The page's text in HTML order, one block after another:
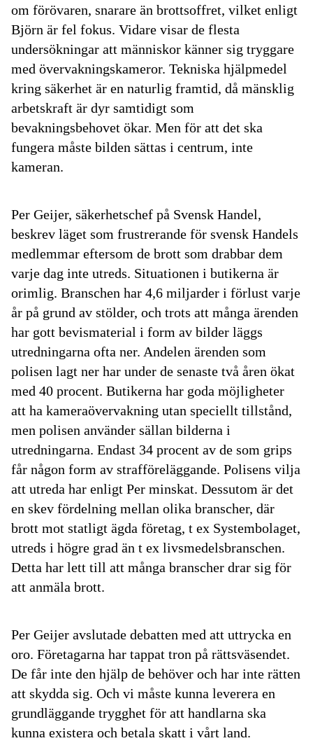
om förövaren, snarare än brottsoffret, vilket enligt
Björn är fel fokus. Vidare visar de flesta
undersökningar att människor känner sig tryggare
med övervakningskameror. Tekniska hjälpmedel
kring säkerhet är en naturlig framtid, då mänsklig
arbetskraft är dyr samtidigt som
bevakningsbehovet ökar. Men för att det ska
fungera måste bilden sättas i centrum, inte
kameran.
Per Geijer, säkerhetschef på Svensk Handel,
beskrev läget som frustrerande för svensk Handels
medlemmar eftersom de brott som drabbar dem
varje dag inte utreds. Situationen i butikerna är
orimlig. Branschen har 4,6 miljarder i förlust varje
år på grund av stölder, och trots att många ärenden
har gott bevismaterial i form av bilder läggs
utredningarna ofta ner. Andelen ärenden som
polisen lagt ner har under de senaste två åren ökat
med 40 procent. Butikerna har goda möjligheter
att ha kameraövervakning utan speciellt tillstånd,
men polisen använder sällan bilderna i
utredningarna. Endast 34 procent av de som grips
får någon form av strafföreläggande. Polisens vilja
att utreda har enligt Per minskat. Dessutom är det
en skev fördelning mellan olika branscher, där
brott mot statligt ägda företag, t ex Systembolaget,
utreds i högre grad än t ex livsmedelsbranschen.
Detta har lett till att många branscher drar sig för
att anmäla brott.
Per Geijer avslutade debatten med att uttrycka en
oro. Företagarna har tappat tron på rättsväsendet.
De får inte den hjälp de behöver och har inte rätten
att skydda sig. Och vi måste kunna leverera en
grundläggande trygghet för att handlarna ska
kunna existera och betala skatt i vårt land.